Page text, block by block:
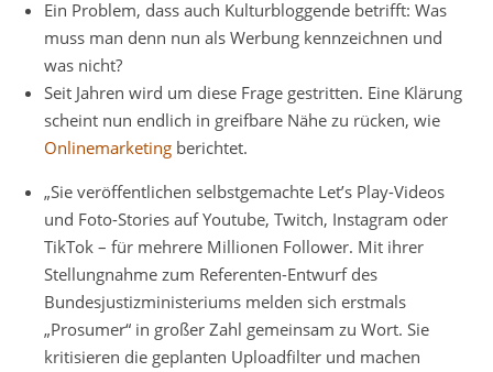
Ein Problem, dass auch Kulturbloggende betrifft: Was
muss man denn nun als Werbung kennzeichnen und
was nicht?
Seit Jahren wird um diese Frage gestritten. Eine Klärung
scheint nun endlich in greifbare Nähe zu rücken, wie
Onlinemarketing berichtet.
„Sie veröffentlichen selbstgemachte Let’s Play-Videos
und Foto-Stories auf Youtube, Twitch, Instagram oder
TikTok – für mehrere Millionen Follower. Mit ihrer
Stellungnahme zum Referenten-Entwurf des
Bundesjustizministeriums melden sich erstmals
„Prosumer“ in großer Zahl gemeinsam zu Wort. Sie
kritisieren die geplanten Uploadfilter und machen